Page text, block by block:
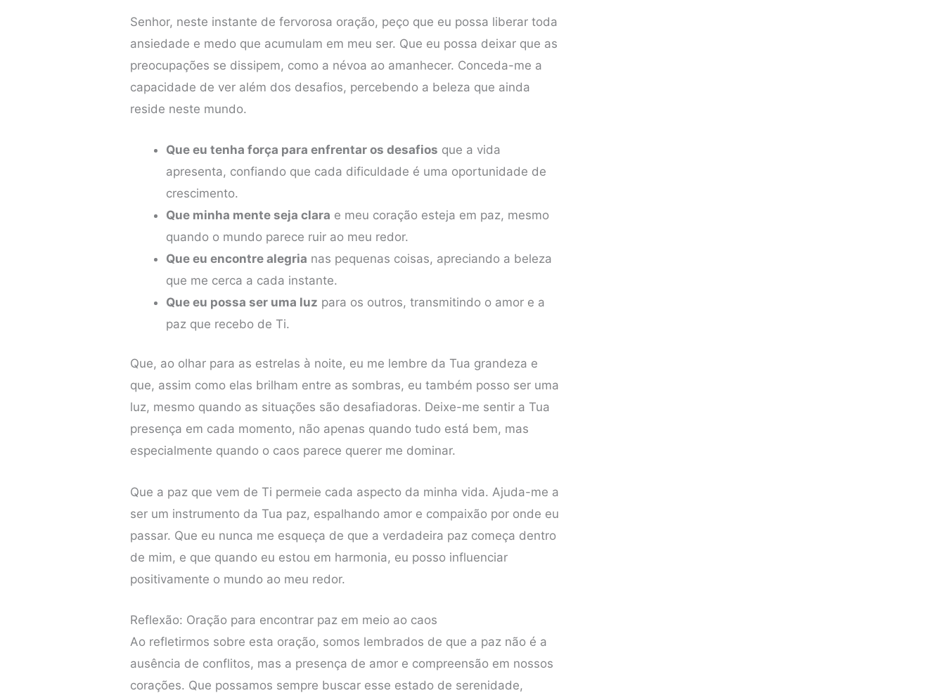
Senhor, neste instante de fervorosa oração, peço que eu possa liberar toda
ansiedade e medo que acumulam em meu ser. Que eu possa deixar que as
preocupações se dissipem, como a névoa ao amanhecer. Conceda-me a
capacidade de ver além dos desafios, percebendo a beleza que ainda
reside neste mundo.
Que eu tenha força para enfrentar os desafios que a vida
apresenta, confiando que cada dificuldade é uma oportunidade de
crescimento.
Que minha mente seja clara e meu coração esteja em paz, mesmo
quando o mundo parece ruir ao meu redor.
Que eu encontre alegria nas pequenas coisas, apreciando a beleza
que me cerca a cada instante.
Que eu possa ser uma luz para os outros, transmitindo o amor e a
paz que recebo de Ti.
Que, ao olhar para as estrelas à noite, eu me lembre da Tua grandeza e
que, assim como elas brilham entre as sombras, eu também posso ser uma
luz, mesmo quando as situações são desafiadoras. Deixe-me sentir a Tua
presença em cada momento, não apenas quando tudo está bem, mas
especialmente quando o caos parece querer me dominar.
Que a paz que vem de Ti permeie cada aspecto da minha vida. Ajuda-me a
ser um instrumento da Tua paz, espalhando amor e compaixão por onde eu
passar. Que eu nunca me esqueça de que a verdadeira paz começa dentro
de mim, e que quando eu estou em harmonia, eu posso influenciar
positivamente o mundo ao meu redor.
Reflexão: Oração para encontrar paz em meio ao caos
Ao refletirmos sobre esta oração, somos lembrados de que a paz não é a
ausência de conflitos, mas a presença de amor e compreensão em nossos
corações. Que possamos sempre buscar esse estado de serenidade,